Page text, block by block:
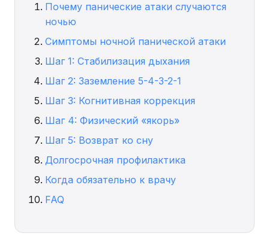
Почему панические атаки случаются
ночью
Симптомы ночной панической атаки
Шаг 1: Стабилизация дыхания
Шаг 2: Заземление 5-4-3-2-1
Шаг 3: Когнитивная коррекция
Шаг 4: Физический «якорь»
Шаг 5: Возврат ко сну
Долгосрочная профилактика
Когда обязательно к врачу
FAQ